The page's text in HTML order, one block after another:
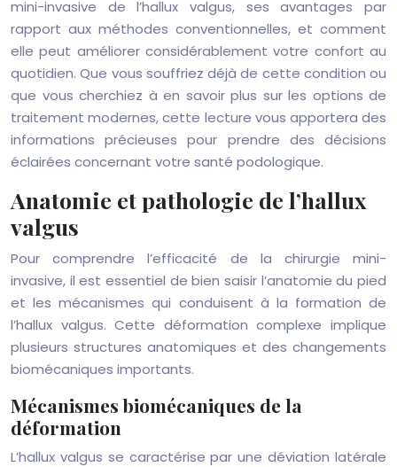
mini-invasive de l’hallux valgus, ses avantages par
rapport aux méthodes conventionnelles, et comment
elle peut améliorer considérablement votre confort au
quotidien. Que vous souffriez déjà de cette condition ou
que vous cherchiez à en savoir plus sur les options de
traitement modernes, cette lecture vous apportera des
informations précieuses pour prendre des décisions
éclairées concernant votre santé podologique.
Anatomie et pathologie de l’hallux
valgus
Pour comprendre l’efficacité de la chirurgie mini-
invasive, il est essentiel de bien saisir l’anatomie du pied
et les mécanismes qui conduisent à la formation de
l’hallux valgus. Cette déformation complexe implique
plusieurs structures anatomiques et des changements
biomécaniques importants.
Mécanismes biomécaniques de la
déformation
L’hallux valgus se caractérise par une déviation latérale